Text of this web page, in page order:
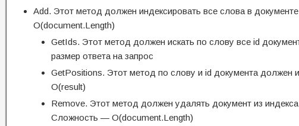
Add. Этот метод должен индексировать все слова в документе.
O(document.Length)
GetIds. Этот метод должен искать по слову все id
размер ответа на запрос
GetPositions. Этот метод по слову и id документа должен
O(result)
Remove. Этот метод должен удалять документ из
Сложность — O(document.Length)